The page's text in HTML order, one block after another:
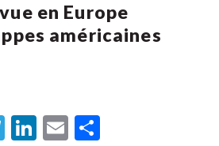
en Europe
américaines
Telegram
LinkedIn
Email